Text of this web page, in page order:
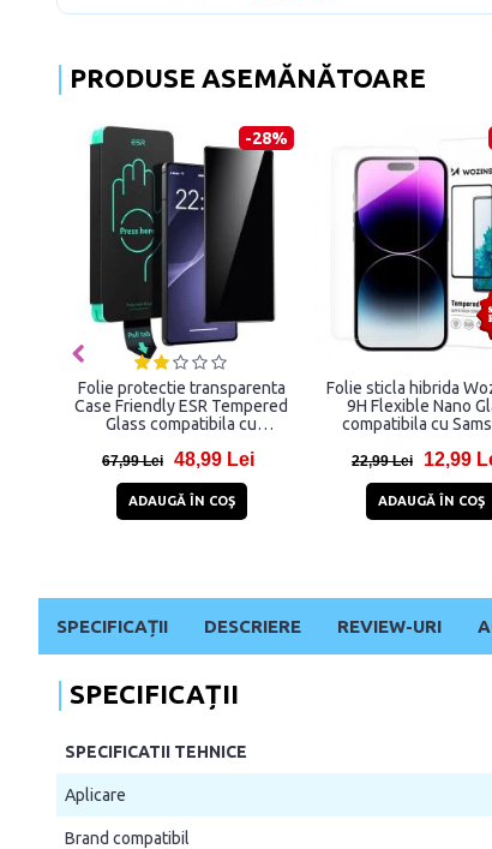
PRODUSE ASEMĂNĂTOARE
-28%
Folie protectie transparenta
Case Friendly ESR Tempered
Glass compatibila cu
Privacy
67,99 Lei 48,99 Lei
ADAUGĂ ÎN COŞ
Folie sticla hibrida
9H Flexible Nano
compatibila cu
22,99 Lei 12,99
ADAUGĂ ÎN COŞ
SPECIFICAȚII DESCRIERE REVIEW-URI
SPECIFICAȚII
SPECIFICATII TEHNICE
Aplicare
Brand compatibil